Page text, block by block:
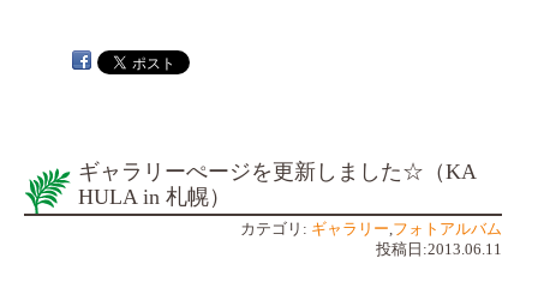
ギャラリーぺージを更新しました☆（KA
HULA in 札幌）
カテゴリ: ギャラリー,フォトアルバム
投稿日:2013.06.11